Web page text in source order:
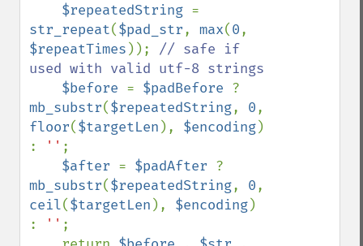
$repeatedString
str_repeat($pad_str, max(0
$repeatTimes )); // safe if
used with valid utf-8 strings
$before = $padBefore
mb_substr($repeatedString, 0
floor($targetLen ), $encoding)
:
'' ;
$after = $padAfter
mb_substr($repeatedString, 0
ceil($targetLen ), $encoding)
:
'' ;